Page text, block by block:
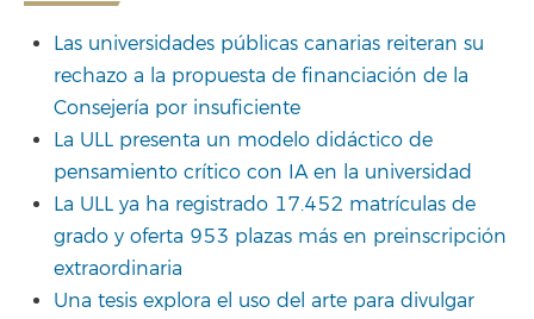
Las universidades públicas canarias reiteran su
rechazo a la propuesta de financiación de la
Consejería por insuficiente
La ULL presenta un modelo didáctico de
pensamiento crítico con IA en la universidad
La ULL ya ha registrado 17.452 matrículas de
grado y oferta 953 plazas más en preinscripción
extraordinaria
Una tesis explora el uso del arte para divulgar